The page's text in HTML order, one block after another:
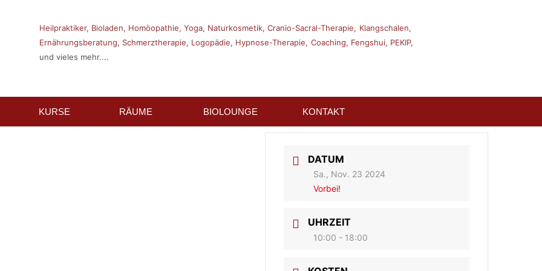
Heilpraktiker, Bioladen, Homöopathie, Yoga, Naturkosmetik, Cranio-Sacral-Therapie, Klangschalen,
Ernährungsberatung, Schmerztherapie, Logopädie, Hypnose-Therapie, Coaching, Fengshui, PEKIP,
und vieles mehr....
KURSE RÄUME BIOLOUNGE KONTAKT
DATUM
Sa., Nov. 23 2024
Vorbei!
UHRZEIT
10:00 - 18:00